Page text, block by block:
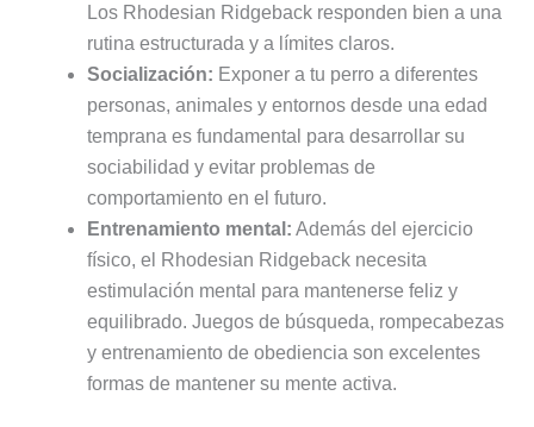
Los Rhodesian Ridgeback responden bien a una
rutina estructurada y a límites claros.
Socialización: Exponer a tu perro a diferentes
personas, animales y entornos desde una edad
temprana es fundamental para desarrollar su
sociabilidad y evitar problemas de
comportamiento en el futuro.
Entrenamiento mental: Además del ejercicio
físico, el Rhodesian Ridgeback necesita
estimulación mental para mantenerse feliz y
equilibrado. Juegos de búsqueda, rompecabezas
y entrenamiento de obediencia son excelentes
formas de mantener su mente activa.